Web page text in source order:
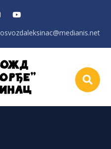
osvozdaleksinac@medianis.net